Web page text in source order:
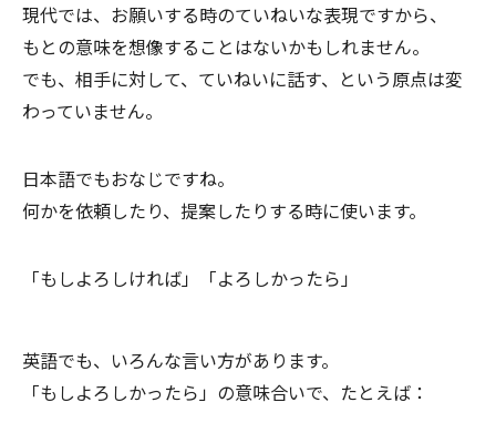
現代では、お願いする時のていねいな表現ですから、
もとの意味を想像することはないかもしれません。
でも、相手に対して、ていねいに話す、という原点は変
わっていません。
日本語でもおなじですね。
何かを依頼したり、提案したりする時に使います。
「もしよろしければ」「よろしかったら」
英語でも、いろんな言い方があります。
「もしよろしかったら」の意味合いで、たとえば：